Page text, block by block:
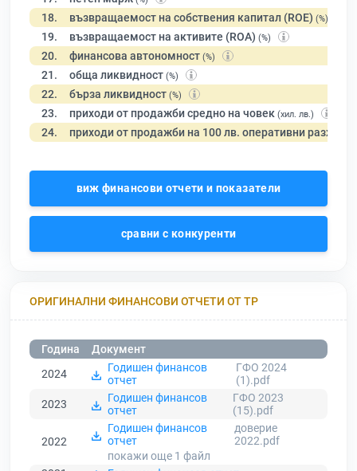
18. възвращаемост на собствения капитал (ROE) (%)
19. възвращаемост на активите (ROA) (%)
20. финансова автономност (%)
21. обща ликвидност (%)
22. бърза ликвидност (%)
23. приходи от продажби средно на човек (хил. лв.)
24. приходи от продажби на 100 лв. оперативни разходи
виж финансови отчети и показатели
сравни с конкуренти
ОРИГИНАЛНИ ФИНАНСОВИ ОТЧЕТИ ОТ ТР
Година
Документ
2024
Годишен финансов
отчет
ГФО 2024
(1).pdf
2023
Годишен финансов
отчет
ГФО 2023
(15).pdf
2022
Годишен финансов
отчет
доверие
2022.pdf
покажи още 1 файл